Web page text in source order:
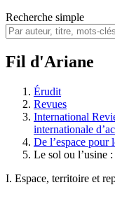
Recherche simple
Fil d'Ariane
Érudit
Revues
International
internationale
De l’espace pour
Le sol ou l’usine
I. Espace, territoire et